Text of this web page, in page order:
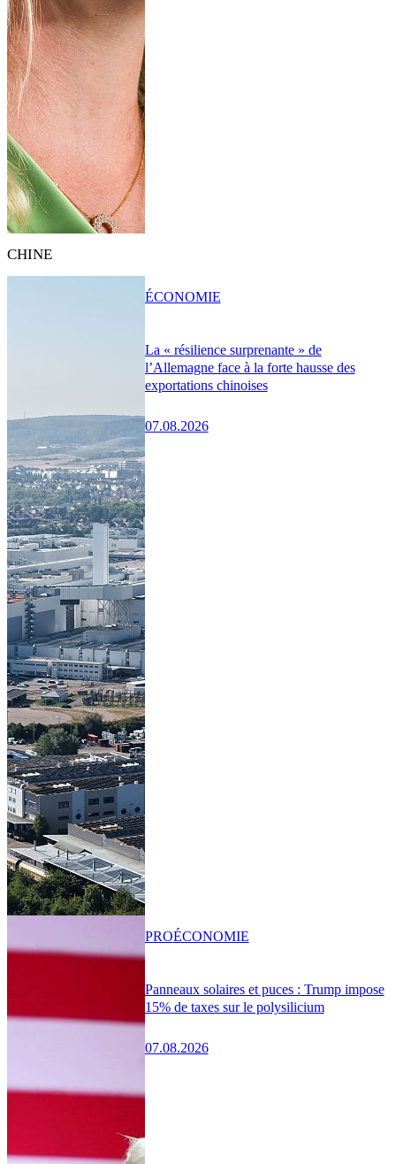
CHINE
La « résilience surprenante » de
l’Allemagne face à la forte hausse des
exportations chinoises
07.08.2026
ÉCONOMIE
Panneaux solaires et puces : Trump impose
15% de taxes sur le polysilicium
07.08.2026
PROÉCONOMIE